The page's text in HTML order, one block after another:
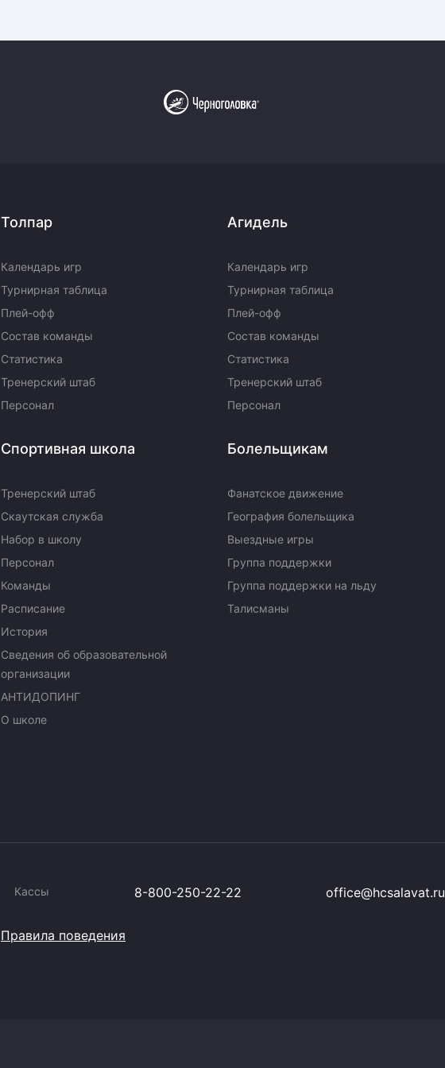
Толпар
Календарь игр
Турнирная таблица
Плей-офф
Состав команды
Статистика
Тренерский штаб
Персонал
Агидель
Календарь игр
Турнирная таблица
Плей-офф
Состав команды
Статистика
Тренерский штаб
Персонал
Спортивная школа
Тренерский штаб
Скаутская служба
Набор в школу
Персонал
Команды
Расписание
История
Сведения об образовательной
организации
АНТИДОПИНГ
О школе
Болельщикам
Фанатское движение
География болельщика
Выездные игры
Группа поддержки
Группа поддержки на льду
Талисманы
Кассы 8-800-250-22-22 office@hcsalavat.ru
Правила поведения